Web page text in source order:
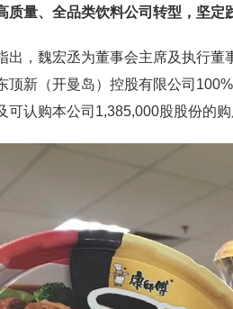
质量、全品类饮料公司转型，坚定
出，魏宏丞为董事会主席及执行
顶新（开曼岛）控股有限公司
可认购本公司1,385,000股股份的购